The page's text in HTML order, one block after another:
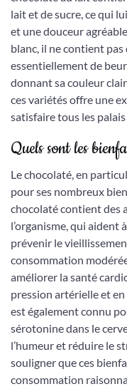
lait et de sucre, ce qui
et une douceur
blanc, il ne contient pas
essentiellement de
donnant sa couleur
ces variétés offre une
satisfaire tous les
Quels sont les
Le chocolaté, en
pour ses nombreux
chocolaté contient des
l’organisme, qui aident
prévenir le
consommation
améliorer la santé
pression artérielle et
est également connu
sérotonine dans le
l’humeur et réduire le
souligner que ces
consommation